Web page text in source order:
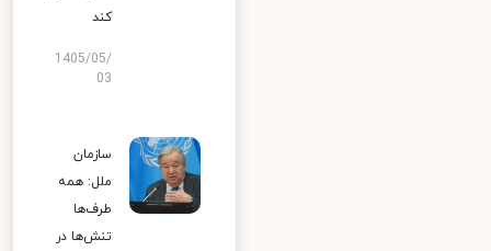
کند
1405/05/
03
سازمان
ملل: همه
طرف‌ها
تنش‌ها در